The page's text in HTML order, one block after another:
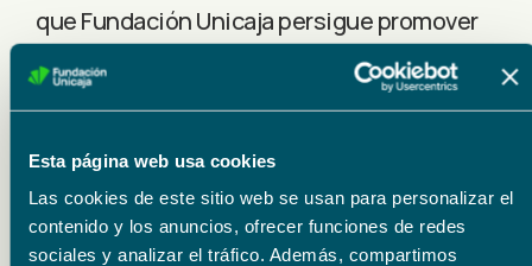
Esta página web usa cookies
Las cookies de este sitio web se usan para personalizar el
contenido y los anuncios, ofrecer funciones de redes
sociales y analizar el tráfico. Además, compartimos
que Fundación Unicaja persigue promover
la educación en valores entre el público
infantil, fomentando valores como la
superación personal, la igualdad de género,
la creatividad o el espíritu crítico, entre
otros.